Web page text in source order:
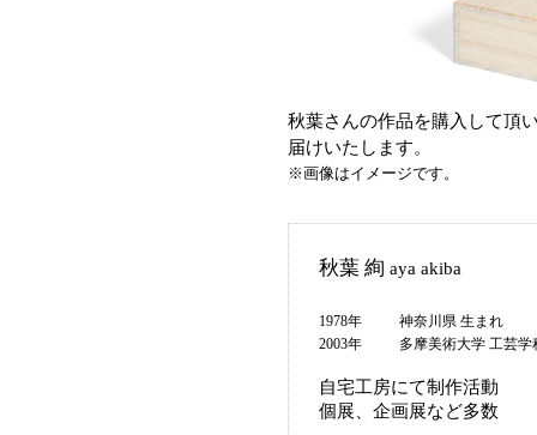
秋葉さんの作品を購入して頂
届けいたします。
※画像はイメージです。
秋葉 絢 aya akiba
1978年
神奈川県 生まれ
2003年
多摩美術大学 工芸
自宅工房にて制作活動
個展、企画展など多数